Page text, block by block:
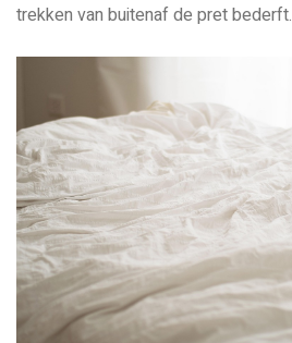
trekken van buitenaf de pret bederft.